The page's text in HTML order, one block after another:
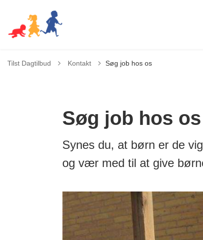
Tilst Dagtilbud Tilbage til
Kontakt Søg job hos os
Søg job hos os
Synes du, at børn er de
og vær med til at give